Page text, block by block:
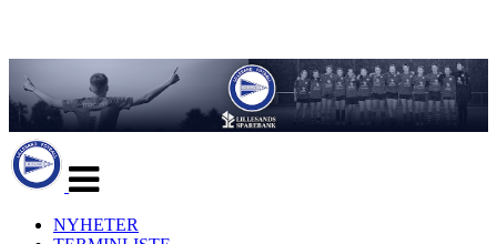
navigasjon
NYHETER